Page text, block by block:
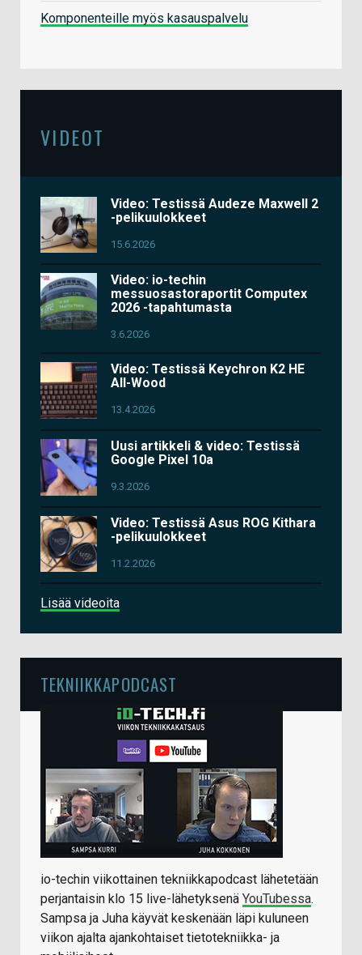
Komponenteille myös kasauspalvelu
VIDEOT
Video: Testissä Audeze Maxwell 2
-pelikuulokkeet
15.6.2026
Video: io-techin
messuosastoraportit Computex
2026 -tapahtumasta
3.6.2026
Video: Testissä Keychron K2 HE
All-Wood
13.4.2026
Uusi artikkeli & video: Testissä
Google Pixel 10a
9.3.2026
Video: Testissä Asus ROG Kithara
-pelikuulokkeet
11.2.2026
Lisää videoita
TEKNIIKKAPODCAST
io-techin viikottainen tekniikkapodcast lähetetään
perjantaisin klo 15 live-lähetyksenä YouTubessa.
Sampsa ja Juha käyvät keskenään läpi kuluneen
viikon ajalta ajankohtaiset tietotekniikka- ja